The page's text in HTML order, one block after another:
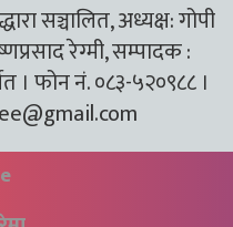
सञ्चालित, अध्यक्ष: गोपी
रेग्मी, सम्पादक :
। फोन नं. ०८३-५२०९८८ ।